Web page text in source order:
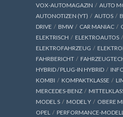
VOX-AUTOMAGAZIN
AUTO
AUTONOTIZEN (YT)
AUTOS
DRIVE
BMW CAR MANIAC
ELEKTRISCH
ELEKTROAUTOS
ELEKTROFAHRZEUG
FAHRBERICHT
HYBRID / PLUG-IN HYBRID
KOMBI
KOMPAKTKLASSE
MERCEDES-BENZ
MODEL S
MODEL Y
OBERE
OPEL
PERFORMANCE-